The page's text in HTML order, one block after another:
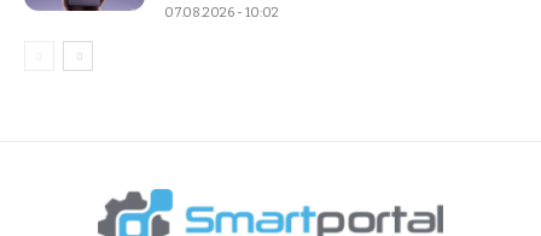
07.08.2026 - 10:02